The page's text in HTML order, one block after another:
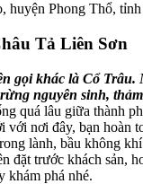
huyện Phong Thổ,
Tả Liên Sơn
gọi khác là Cổ Trâu.
nguyên sinh,
quá lâu giữa thành
nơi đây, bạn hoàn
lành, bầu không
đặt trước khách sản,
khám phá nhé.